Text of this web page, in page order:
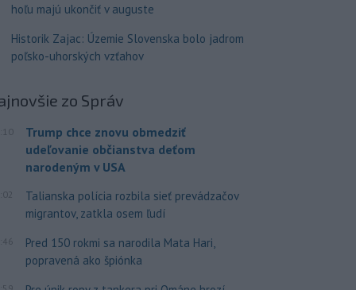
hoľu majú ukončiť v auguste
Historik Zajac: Územie Slovenska bolo jadrom
poľsko-uhorských vzťahov
zo Správ
Trump chce znovu obmedziť
udeľovanie občianstva deťom
narodeným v USA
Talianska polícia rozbila sieť prevádzačov
migrantov, zatkla osem ľudí
Pred 150 rokmi sa narodila Mata Hari,
popravená ako špiónka